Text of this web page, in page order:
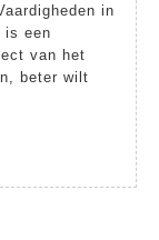
een
in
is een
van het
beter wilt